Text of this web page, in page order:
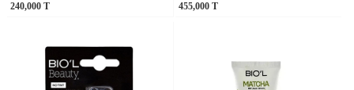
240,000 455,000